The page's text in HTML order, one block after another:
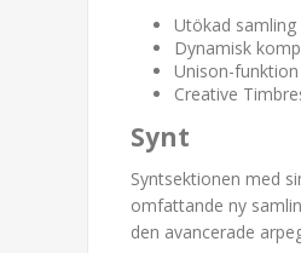
Utökad
Dynamisk
Unison-funktion
Creative
Synt
Syntsektionen med
omfattande ny
den avancerade